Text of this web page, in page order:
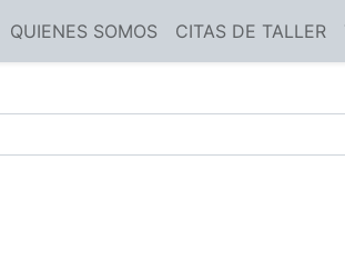
QUIENES SOMOS CITAS DE TALLER